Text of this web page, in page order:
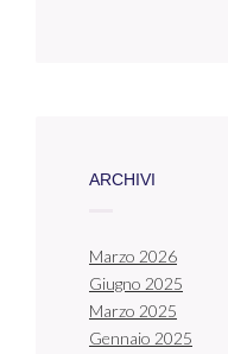
ARCHIVI
Marzo 2026
Giugno 2025
Marzo 2025
Gennaio 2025